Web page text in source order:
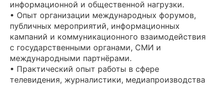
информационной и общественной нагрузки.
• Опыт организации международных форумов,
публичных мероприятий, информационных
кампаний и коммуникационного взаимодействия
с государственными органами, СМИ и
международными партнёрами.
• Практический опыт работы в сфере
телевидения, журналистики, медиапроизводства